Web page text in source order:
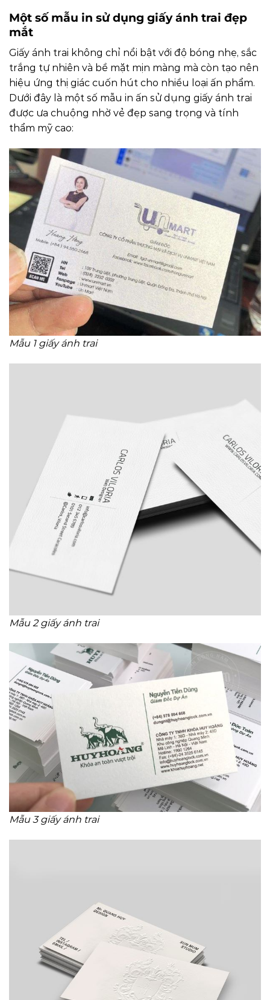
Một số mẫu in sử dụng giấy ánh trai đẹp
mắt
Giấy ánh trai không chỉ nổi bật với độ bóng nhẹ, sắc
trắng tự nhiên và bề mặt mịn màng mà còn tạo nên
hiệu ứng thị giác cuốn hút cho nhiều loại ấn phẩm.
Dưới đây là một số mẫu in ấn sử dụng giấy ánh trai
được ưa chuộng nhờ vẻ đẹp sang trọng và tính
thẩm mỹ cao:
Mẫu 1 giấy ánh trai
Mẫu 2 giấy ánh trai
Mẫu 3 giấy ánh trai